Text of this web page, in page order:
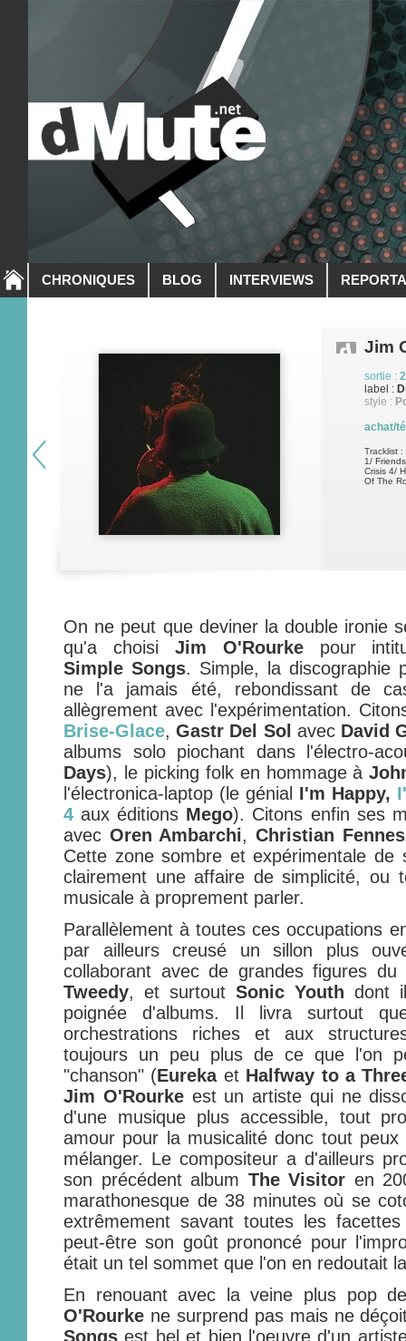
CHRONIQUES BLOG INTERVIEWS
Jim
sortie :
label :
style :
achat/
Tracklist :
1/
Crisis 4/
Of The
On ne peut que deviner la double ironie
qu'a choisi Jim O'Rourkepour
Simple Songs. Simple, la discographie
ne l'a jamais été, rebondissant de
allègrement avec l'expérimentation.
Brise-Glace,Gastr Del Sol avec David
albums solo piochant dans l'électro-
Days), le picking folk en hommage à
l'électronica-laptop (le génial I'm Happy,
4 aux éditions Mego). Citons enfin ses
avec Oren Ambarchi, Christian
Cette zone sombre et expérimentale de
clairement une affaire de simplicité, ou
musicale à proprement parler.
Parallèlement à toutes ces occupations
par ailleurs creusé un sillon plus
collaborant avec de grandes figures
Tweedy, et surtout Sonic Youth dont
poignée d'albums. Il livra surtout
orchestrations riches et aux
toujours un peu plus de ce que l'on
"chanson" (Eurekaet Halfway to a
Jim O'Rourkeest un artiste qui ne
d'une musique plus accessible, tout
amour pour la musicalité donc tout
mélanger. Le compositeur a d'ailleurs
son précédent album The Visitor en
marathonesque de 38 minutes où se
extrêmement savant toutes les
peut-être son goût prononcé pour
était un tel sommet que l'on en redoutait
En renouant avec la veine plus pop
O'Rourke ne surprend pas mais ne
Songs est bel et bien l'oeuvre d'un